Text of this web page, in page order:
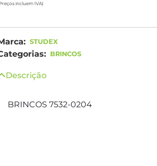
incluem IVA)
STUDEX
BRINCOS
Descrição
BRINCOS 7532-0204